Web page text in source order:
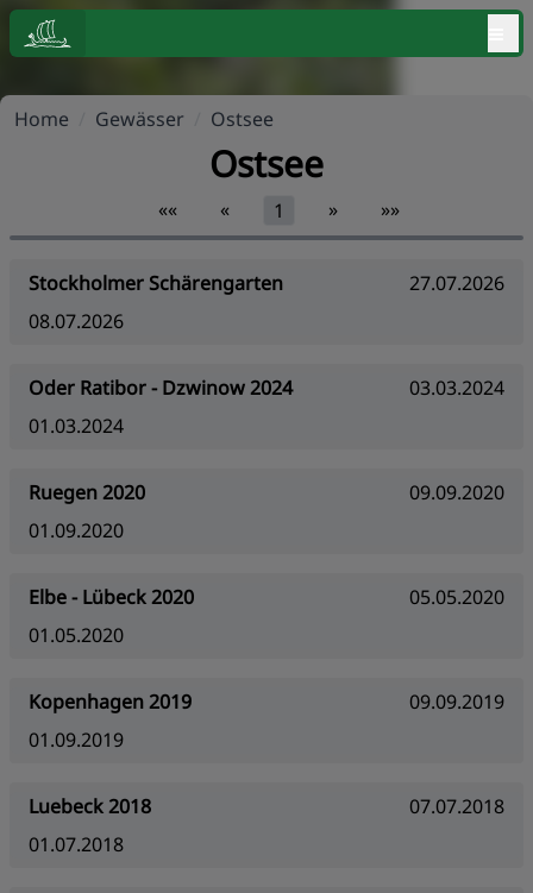
Home Gewässer Ostsee
Ostsee
«« « 1 » »»
Stockholmer Schärengarten
27.07.2026
08.07.2026
Oder Ratibor - Dzwinow 2024
03.03.2024
01.03.2024
Ruegen 2020
09.09.2020
01.09.2020
Elbe - Lübeck 2020
05.05.2020
01.05.2020
Kopenhagen 2019
09.09.2019
01.09.2019
Luebeck 2018
07.07.2018
01.07.2018